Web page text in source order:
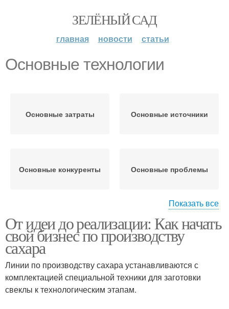
ЗЕЛЁНЫЙ САД
главная новости статьи
Основные технологии
Основные затраты Основные источники
Основные конкуренты Основные проблемы
преимущества
Основные способы
Показать все
От идеи до реализации: Как начать
свой бизнес по производству
сахара
Линии по производству сахара устанавливаются с
комплектацией специальной техники для заготовки
свеклы к технологическим этапам.